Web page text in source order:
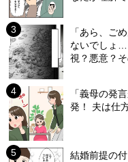
「あら、ご
ないでしょ
視？悪意？
「義母の発
発！ 夫は仕
結婚前提の